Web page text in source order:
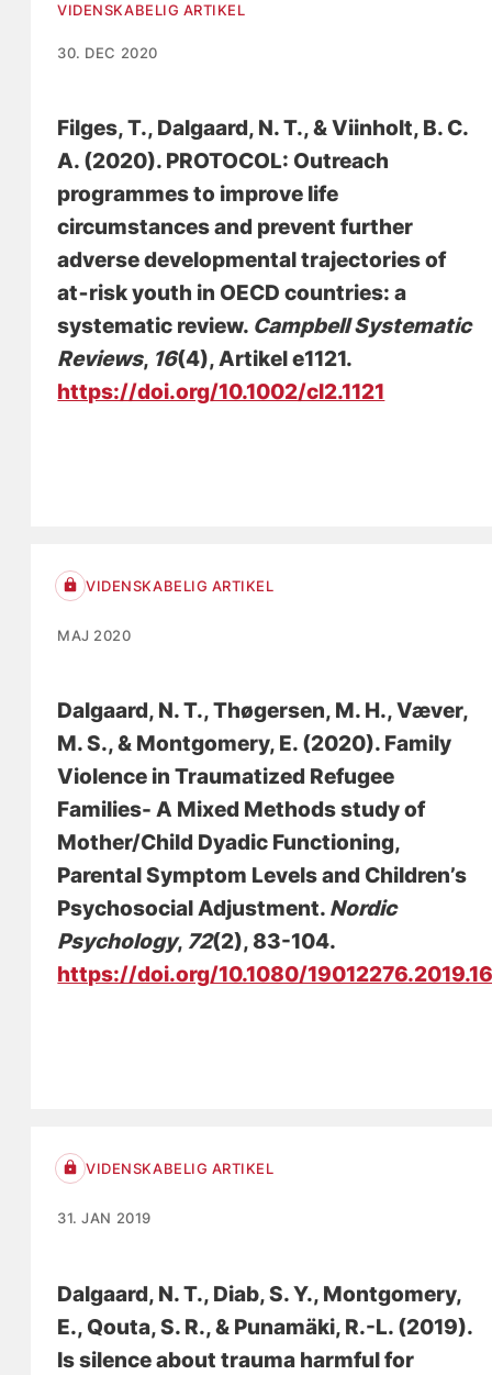
VIDENSKABELIG ARTIKEL
30. DEC 2020
Filges, T., Dalgaard, N. T., & Viinholt, B. C.
A. (2020). PROTOCOL: Outreach
programmes to improve life
circumstances and prevent further
adverse developmental trajectories of
at‐risk youth in OECD countries: a
systematic review. Campbell Systematic
Reviews, 16(4), Artikel e1121.
https://doi.org/10.1002/cl2.1121
VIDENSKABELIG ARTIKEL
MAJ 2020
Dalgaard, N. T., Thøgersen, M. H., Væver,
M. S., & Montgomery, E. (2020). Family
Violence in Traumatized Refugee
Families- A Mixed Methods study of
Mother/Child Dyadic Functioning,
Parental Symptom Levels and Children’s
Psychosocial Adjustment. Nordic
Psychology, 72(2), 83-104.
https://doi.org/10.1080/
VIDENSKABELIG ARTIKEL
31. JAN 2019
Dalgaard, N. T., Diab, S. Y., Montgomery,
E., Qouta, S. R., & Punamäki, R.-L. (2019).
Is silence about trauma harmful for